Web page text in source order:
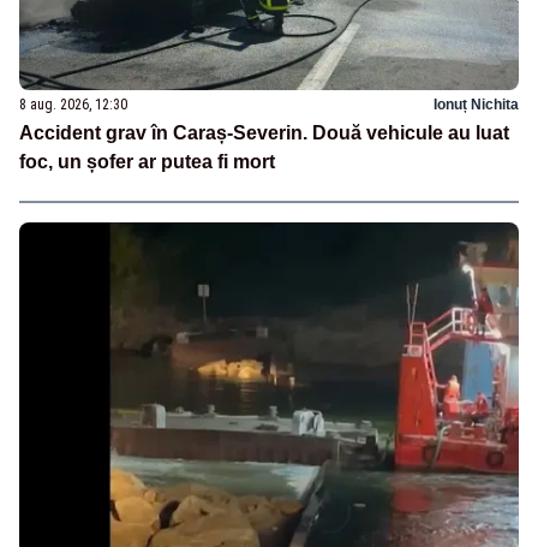
8 aug. 2026, 12:30 Ionuț Nichita
Accident grav în Caraș-Severin. Două vehicule au luat
foc, un șofer ar putea fi mort